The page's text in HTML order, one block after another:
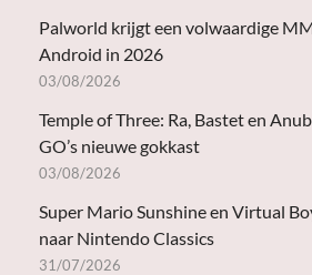
Palworld krijgt een volwaardige
Android in 2026
03/08/2026
Temple of Three: Ra, Bastet en
GO’s nieuwe gokkast
03/08/2026
Super Mario Sunshine en Virtual
naar Nintendo Classics
31/07/2026